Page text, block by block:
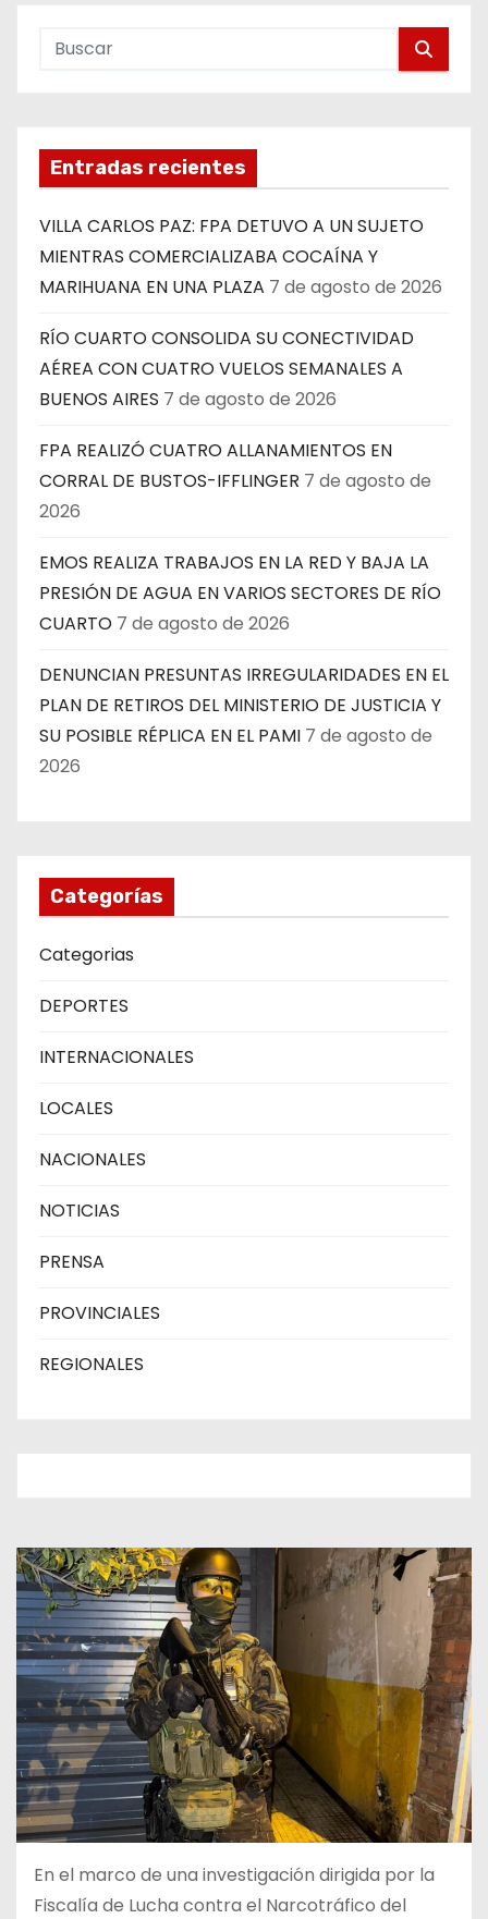
Entradas recientes
VILLA CARLOS PAZ: FPA DETUVO A UN SUJETO
MIENTRAS COMERCIALIZABA COCAÍNA Y
MARIHUANA EN UNA PLAZA 7 de agosto de 2026
RÍO CUARTO CONSOLIDA SU CONECTIVIDAD
AÉREA CON CUATRO VUELOS SEMANALES A
BUENOS AIRES 7 de agosto de 2026
FPA REALIZÓ CUATRO ALLANAMIENTOS EN
CORRAL DE BUSTOS-IFFLINGER 7 de agosto de
2026
EMOS REALIZA TRABAJOS EN LA RED Y BAJA LA
PRESIÓN DE AGUA EN VARIOS SECTORES DE RÍO
CUARTO 7 de agosto de 2026
DENUNCIAN PRESUNTAS IRREGULARIDADES EN EL
PLAN DE RETIROS DEL MINISTERIO DE JUSTICIA Y
SU POSIBLE RÉPLICA EN EL PAMI 7 de agosto de
2026
Categorías
Categorias
DEPORTES
INTERNACIONALES
LOCALES
NACIONALES
NOTICIAS
PRENSA
PROVINCIALES
REGIONALES
En el marco de una investigación dirigida por la
Fiscalía de Lucha contra el Narcotráfico del